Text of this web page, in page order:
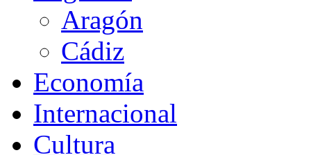
Aragón
Cádiz
Economía
Internacional
Cultura